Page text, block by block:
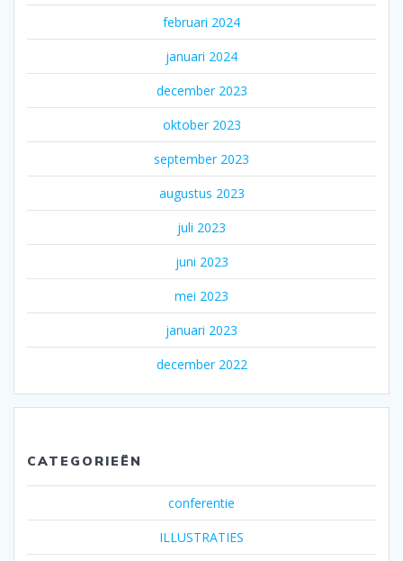
februari 2024
januari 2024
december 2023
oktober 2023
september 2023
augustus 2023
juli 2023
juni 2023
mei 2023
januari 2023
december 2022
CATEGORIEËN
conferentie
ILLUSTRATIES